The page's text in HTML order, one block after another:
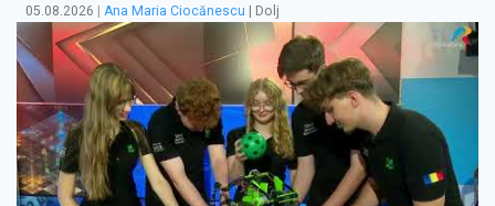
05.08.2026 | Ana Maria Ciocănescu | Dolj